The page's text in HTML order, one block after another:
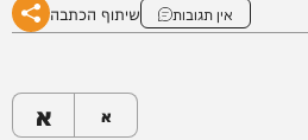
אין תגובות שיתוף הכתבה
א א